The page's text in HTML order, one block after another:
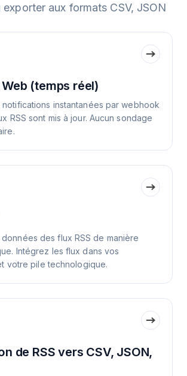
exporter aux formats CSV, JSON
(temps réel)
instantanées par webhook
RSS sont mis à jour. Aucun sondage
des flux RSS de manière
Intégrez les flux dans vos
votre pile technologique.
de RSS vers CSV, JSON,